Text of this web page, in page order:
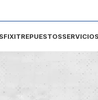
FIXITREPUESTOSSERVICIOS